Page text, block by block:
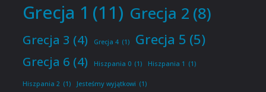
Grecja 1 (11) Grecja 2 (8)
Grecja 3 (4) Grecja 4 (1) Grecja 5 (5)
Grecja 6 (4) Hiszpania 0 (1) Hiszpania 1 (1)
Hiszpania 2 (1) Jesteśmy wyjątkowi (1)